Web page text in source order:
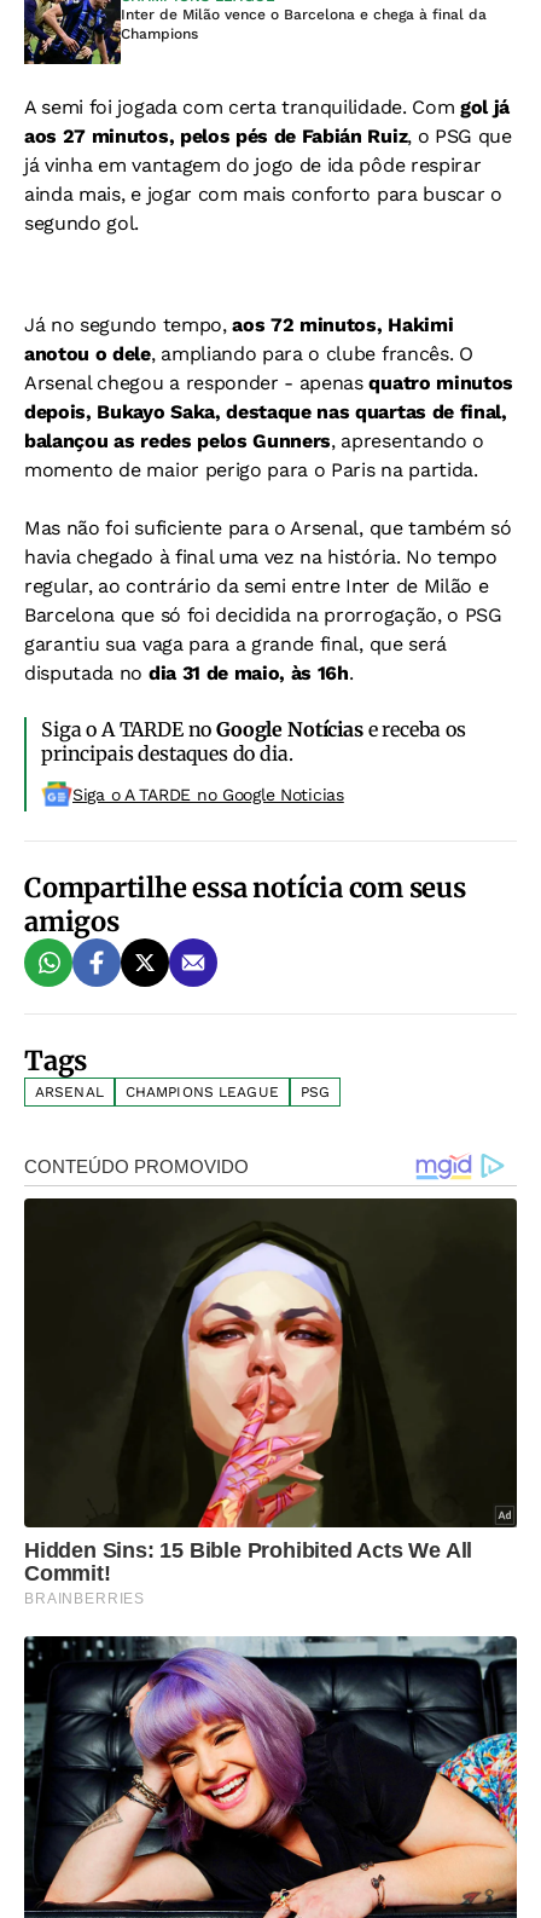
Inter de Milão vence o Barcelona e chega à final da
Champions
A semi foi jogada com certa tranquilidade. Com gol já
aos 27 minutos, pelos pés de Fabián Ruiz, o PSG que
já vinha em vantagem do jogo de ida pôde respirar
ainda mais, e jogar com mais conforto para buscar o
segundo gol.
Já no segundo tempo,aos 72 minutos, Hakimi
anotou o dele, ampliando para o clube francês. O
Arsenal chegou a responder - apenasquatro minutos
depois, Bukayo Saka, destaque nas quartas de final,
balançou as redes pelos Gunners, apresentando o
momento de maior perigo para o Paris na partida.
Mas não foi suficiente para o Arsenal, que também só
havia chegado à final uma vez na história. No tempo
regular, ao contrário da semi entre Inter de Milão e
Barcelona que só foi decidida na prorrogação, o PSG
garantiu sua vaga para a grande final, que será
disputada no dia 31 de maio, às 16h.
Siga o A TARDE noGoogle Notíciase receba os
principais destaques do dia.
Siga o A TARDE no Google Noticias
Compartilhe essa notícia com seus
amigos
Tags
ARSENAL CHAMPIONS LEAGUE PSG